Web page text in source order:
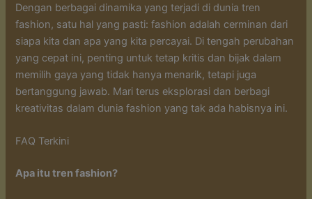
Dengan berbagai dinamika yang terjadi di dunia tren
fashion, satu hal yang pasti: fashion adalah cerminan dari
siapa kita dan apa yang kita percayai. Di tengah perubahan
yang cepat ini, penting untuk tetap kritis dan bijak dalam
memilih gaya yang tidak hanya menarik, tetapi juga
bertanggung jawab. Mari terus eksplorasi dan berbagi
kreativitas dalam dunia fashion yang tak ada habisnya ini.
FAQ Terkini
Apa itu tren fashion?